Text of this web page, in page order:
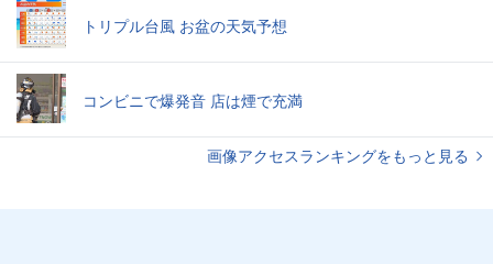
トリプル台風 お盆の天気予想
コンビニで爆発音 店は煙で充満
画像アクセスランキングをもっと見る